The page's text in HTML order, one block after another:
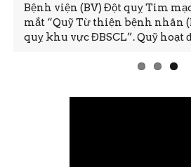
Bệnh viện (BV) Đột quỵ Tim
mắt “Quỹ Từ thiện bệnh nhân
quỵ khu vực ĐBSCL”. Quỹ